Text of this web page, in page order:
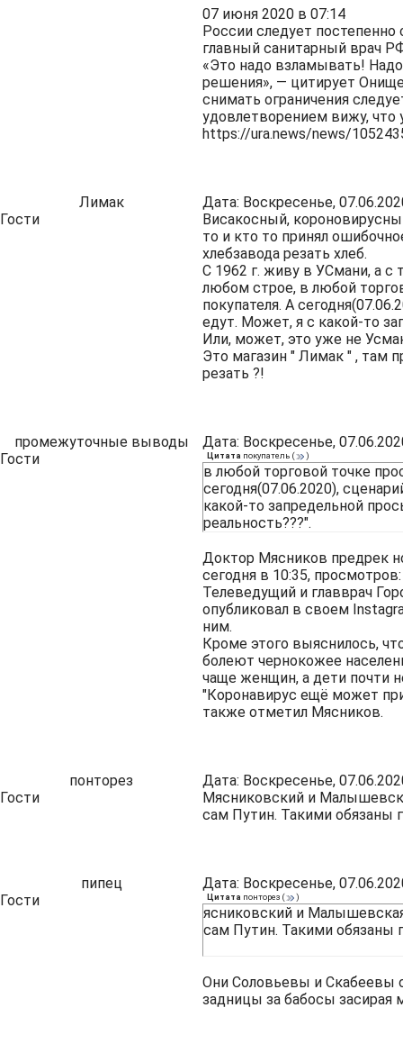
07 июня 2020 в 07:14
России следует
главный санитарный врач
«Это надо взламывать!
решения», — цитирует
снимать ограничения
удовлетворением вижу, что
https://ura.news/news/
Лимак
Дата: Воскресенье,
Гости
Висакосный,
то и кто то принял
хлебзавода резать хлеб.
С 1962 г. живу в УСмани, а с
любом строе, в любой
покупателя. А
едут. Может, я с какой-то
Или, может, это уже не
Это магазин " Лимак " , там
резать ?!
промежуточные выводы
Дата: Воскресенье,
Гости
Цитата покупатель ( )
в любой торговой точке
сегодня(07.06.2020),
какой-то запредельной
реальность???".
Доктор Мясников предрек
сегодня в 10:35,
Телеведущий и главврач
опубликовал в своем
ним.
Кроме этого выяснилось,
болеют чернокожее
чаще женщин, а дети почти
"Коронавирус ещё может
также отметил Мясников.
понторез
Дата: Воскресенье,
Гости
Мясниковский и
сам Путин. Такими обязаны
пипец
Дата: Воскресенье,
Гости
Цитата понторез ( )
ясниковский и
сам Путин. Такими обязаны
Они Соловьевы и Скабеевы
задницы за бабосы засирая